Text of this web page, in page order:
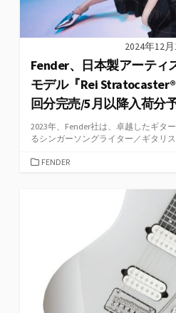
2024年12
Fender、日本製アーティ
モデル『Rei
回分完売/5月以降入荷分
2023年、Fender社は、卓越したギタ
るシンガーソングライター／ギタリス
カFENDER